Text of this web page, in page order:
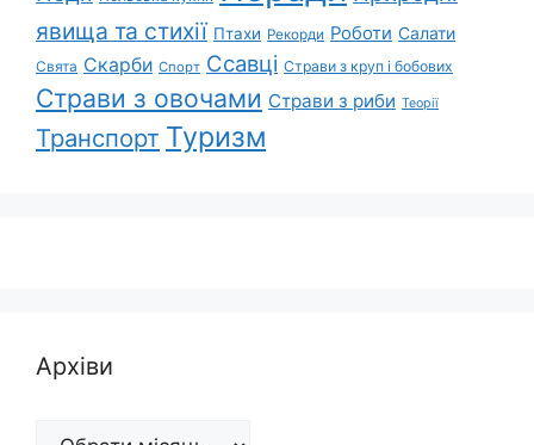
явища та стихії Птахи Рекорди Роботи Салати
Свята Скарби Спорт Ссавці Страви з круп і бобових
Страви з овочами Страви з риби Теорії
Транспорт Туризм
Архіви
Архіви